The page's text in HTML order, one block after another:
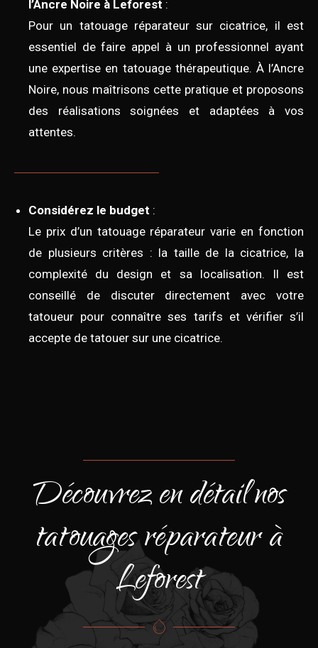
l’Ancre Noire à Leforest :
Pour un tatouage réparateur sur cicatrice, il est
essentiel de faire appel à un professionnel ayant
une expertise en tatouage thérapeutique. À l’Ancre
Noire, nous maîtrisons cette pratique et proposons
des réalisations soignées et adaptées à vos
attentes.
Considérez le budget :
Le prix d’un tatouage réparateur varie en fonction
de plusieurs critères : la taille de la cicatrice, la
complexité du design et sa localisation. Il est
conseillé de discuter directement avec votre
tatoueur pour connaître ses tarifs et vérifier s’il
accepte de tatouer sur une cicatrice.
Découvrez en détail nos
tatouages réparateur à
Leforest